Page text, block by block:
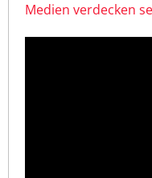
Medien verdecken